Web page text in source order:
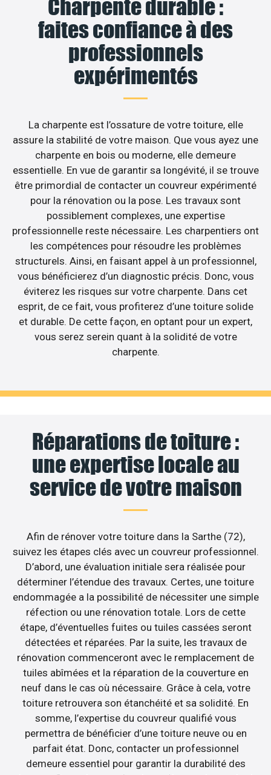
Charpente durable :
faites confiance à des
professionnels
expérimentés
La charpente est l’ossature de votre toiture, elle
assure la stabilité de votre maison. Que vous ayez une
charpente en bois ou moderne, elle demeure
essentielle. En vue de garantir sa longévité, il se trouve
être primordial de contacter un couvreur expérimenté
pour la rénovation ou la pose. Les travaux sont
possiblement complexes, une expertise
professionnelle reste nécessaire. Les charpentiers ont
les compétences pour résoudre les problèmes
structurels. Ainsi, en faisant appel à un professionnel,
vous bénéficierez d’un diagnostic précis. Donc, vous
éviterez les risques sur votre charpente. Dans cet
esprit, de ce fait, vous profiterez d’une toiture solide
et durable. De cette façon, en optant pour un expert,
vous serez serein quant à la solidité de votre
charpente.
Réparations de toiture :
une expertise locale au
service de votre maison
Afin de rénover votre toiture dans la Sarthe (72),
suivez les étapes clés avec un couvreur professionnel.
D’abord, une évaluation initiale sera réalisée pour
déterminer l’étendue des travaux. Certes, une toiture
endommagée a la possibilité de nécessiter une simple
réfection ou une rénovation totale. Lors de cette
étape, d’éventuelles fuites ou tuiles cassées seront
détectées et réparées. Par la suite, les travaux de
rénovation commenceront avec le remplacement de
tuiles abîmées et la réparation de la couverture en
neuf dans le cas où nécessaire. Grâce à cela, votre
toiture retrouvera son étanchéité et sa solidité. En
somme, l’expertise du couvreur qualifié vous
permettra de bénéficier d’une toiture neuve ou en
parfait état. Donc, contacter un professionnel
demeure essentiel pour garantir la durabilité des